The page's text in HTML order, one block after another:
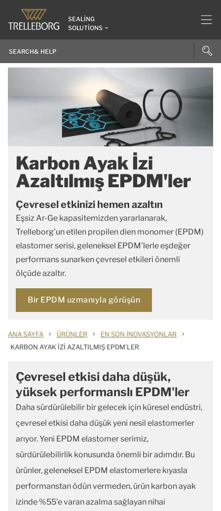
SEALING
SOLUTIONS
Karbon Ayak İzi
Azaltılmış EPDM'ler
Çevresel etkinizi hemen azaltın
Eşsiz Ar-Ge kapasitemizden yararlanarak,
Trelleborg’un etilen propilen dien monomer (EPDM)
elastomer serisi, geleneksel EPDM’lerle eşdeğer
performans sunarken çevresel etkileri önemli
ölçüde azaltır.
Bir EPDM uzmanıyla görüşün
ANA SAYFA › ÜRÜNLER › EN SON İNOVASYONLAR ›
KARBON AYAK İZI AZALTILMIŞ EPDM'LER
Çevresel etkisi daha düşük,
yüksek performanslı EPDM'ler
Daha sürdürülebilir bir gelecek için küresel endüstri,
çevresel etkisi daha düşük yeni nesil elastomerler
arıyor. Yeni EPDM elastomer serimiz,
sürdürülebilirlik konusunda önemli bir adımdır. Bu
ürünler, geleneksel EPDM elastomerlere kıyasla
performanstan ödün vermeden, ürün karbon ayak
izinde %55'e varan azalma sağlayan nihai